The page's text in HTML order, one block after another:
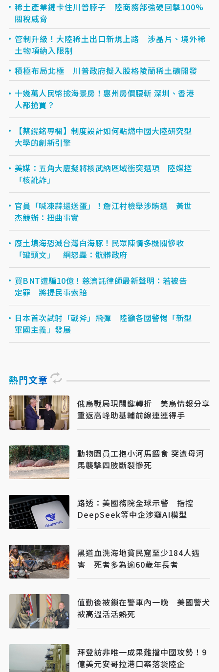
稀土產業鏈卡住川普脖子 陸商務部強硬回擊100%
關稅威脅
管制升級！大陸稀土出口新規上路 涉晶片、境外稀
土物項納入限制
積極布局北極 川普政府擬入股格陵蘭稀土礦開發
十幾萬人民幣撿海景房！惠州房價腰斬 深圳、香港
人都搶買？
【蔡鎤銘專欄】制度設計如何點燃中國大陸研究型
大學的創新引擎
美媒：五角大廈擬將核武納區域衝突選項 陸媒控
「核訛詐」
官員「喊凍蒜還送蛋」！詹江村檢舉涉賄選 黃世
杰競辦：扭曲事實
廢土填海恐滅台灣白海豚！民眾陳情多機關慘收
「罐頭文」 網怒轟：骯髒政府
買BNT遭騙10億！慈濟託律師最新聲明：若被告
定罪 將提民事索賠
日本首次試射「戰斧」飛彈 陸籲各國警惕「新型
軍國主義」發展
熱門文章
俄烏戰局現關鍵轉折 美烏情報分享
重返高峰助基輔前線連連得手
動物園員工抱小河馬餵食 突遭母河
馬襲擊四肢斷裂慘死
路透：美國務院全球示警 指控
DeepSeek等中企涉竊AI模型
黑道血洗海地貧民窟至少184人遇
害 死者多為逾60歲年長者
值勤後被鎖在警車內一晚 美國警犬
被高溫活活熱死
拜登訪非唯一成果難擋中國攻勢！9
億美元安哥拉港口案落袋陸企